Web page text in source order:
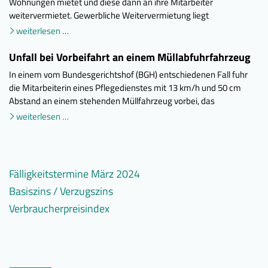
weitervermietet. Gewerbliche Weitervermietung liegt
weiterlesen …
Unfall bei Vorbeifahrt an einem Müllabfuhrfahrzeug
In einem vom Bundesgerichtshof (BGH) entschiedenen Fall fuhr
die Mitarbeiterin eines Pflegedienstes mit 13 km/h und 50 cm
Abstand an einem stehenden Müllfahrzeug vorbei, das
weiterlesen …
Fälligkeitstermine März 2024
Umsatzsteuer
(mtl.),
weiterlesen
…
Basiszins / Verzugszins
Verzugszinssatz
weiterlesen
Verbraucherpreisindex
100)